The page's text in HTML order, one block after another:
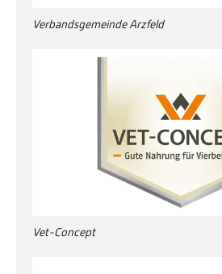
Verbandsgemeinde Arzfeld
Vet-Concept